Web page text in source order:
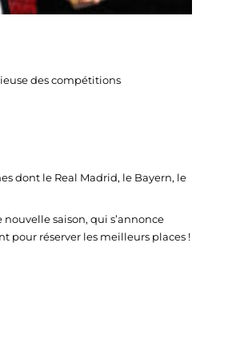
des compétitions
dont le Real Madrid, le Bayern, le
saison, qui s’annonce
pour réserver les meilleurs places !